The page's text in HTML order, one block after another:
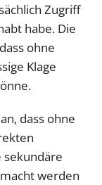
Zugriff
habe. Die
ohne
Klage
dass ohne
sekundäre
werden